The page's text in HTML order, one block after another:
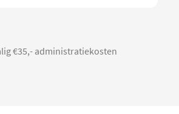
€35,- administratiekosten